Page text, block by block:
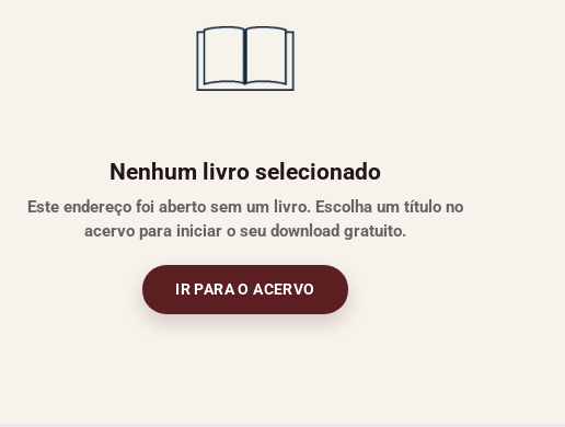
Nenhum livro selecionado
Este endereço foi aberto sem um livro. Escolha um título no
acervo para iniciar o seu download gratuito.
IR PARA O ACERVO